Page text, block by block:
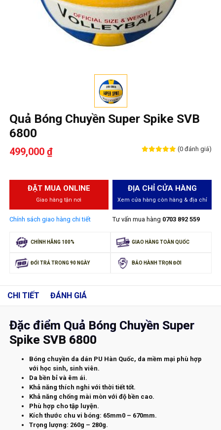
Quả Bóng Chuyền Super Spike SVB
6800
499,000 ₫ (0 đánh giá)
ĐẶT MUA ONLINE
Giao hàng tận nơi
Chính sách giao hàng chi tiết
ĐỊA CHỈ CỬA HÀNG
Xem cửa hàng còn hàng & địa chỉ
Tư vấn mua hàng 0703 892 559
CHÍNH HÃNG 100% GIAO HÀNG TOÀN QUỐC
ĐỔI TRẢ TRONG 90 NGÀY BẢO HÀNH TRỌN ĐỜI
CHI TIẾT ĐÁNH GIÁ
Đặc điểm Quả Bóng Chuyền Super
Spike SVB 6800
Bóng chuyền da dán PU Hàn Quốc, da mềm mại phù hợp
với học sinh, sinh viên.
Da bền bỉ và êm ái.
Khả năng thích nghi với thời tiết tốt.
Khả năng chống mài mòn với độ bền cao.
Phù hợp cho tập luyện.
Kích thước chu vi bóng: 65mm0 – 670mm.
Trọng lượng: 260g – 280g.